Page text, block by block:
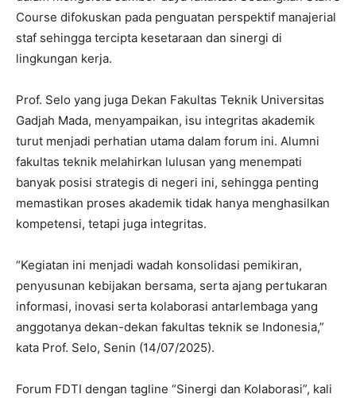
Course difokuskan pada penguatan perspektif manajerial
staf sehingga tercipta kesetaraan dan sinergi di
lingkungan kerja.
Prof. Selo yang juga Dekan Fakultas Teknik Universitas
Gadjah Mada, menyampaikan, isu integritas akademik
turut menjadi perhatian utama dalam forum ini. Alumni
fakultas teknik melahirkan lulusan yang menempati
banyak posisi strategis di negeri ini, sehingga penting
memastikan proses akademik tidak hanya menghasilkan
kompetensi, tetapi juga integritas.
“Kegiatan ini menjadi wadah konsolidasi pemikiran,
penyusunan kebijakan bersama, serta ajang pertukaran
informasi, inovasi serta kolaborasi antarlembaga yang
anggotanya dekan-dekan fakultas teknik se Indonesia,”
kata Prof. Selo, Senin (14/07/2025).
Forum FDTI dengan tagline “Sinergi dan Kolaborasi”, kali